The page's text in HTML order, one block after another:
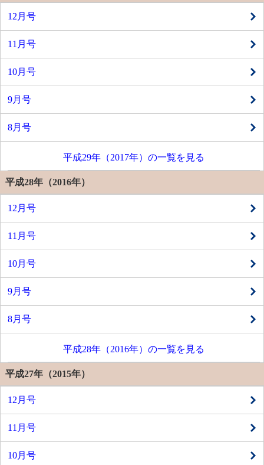
12月号
11月号
10月号
9月号
8月号
平成29年（2017年）の一覧を見る
平成28年（2016年）
12月号
11月号
10月号
9月号
8月号
平成28年（2016年）の一覧を見る
平成27年（2015年）
12月号
11月号
10月号